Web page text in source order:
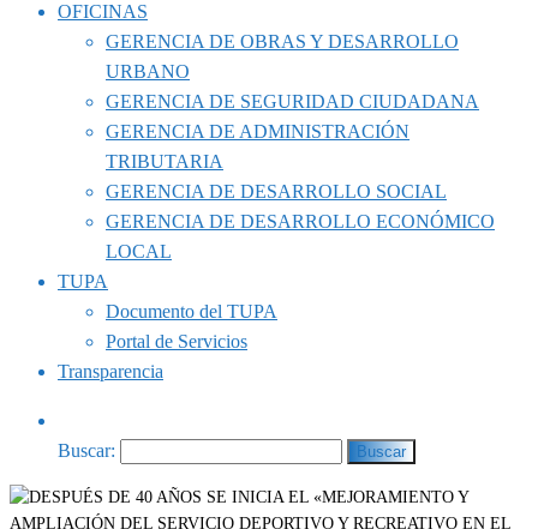
OFICINAS
GERENCIA DE OBRAS Y DESARROLLO
URBANO
GERENCIA DE SEGURIDAD CIUDADANA
GERENCIA DE ADMINISTRACIÓN
TRIBUTARIA
GERENCIA DE DESARROLLO SOCIAL
GERENCIA DE DESARROLLO ECONÓMICO
LOCAL
TUPA
Documento del TUPA
Portal de Servicios
Transparencia
Buscar: